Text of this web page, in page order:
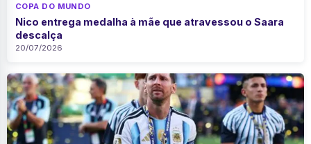
COPA DO MUNDO
Nico entrega medalha à mãe que atravessou o Saara
descalça
20/07/2026